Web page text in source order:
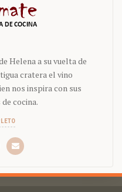
Helena a su vuelta de
cratera el vino
nos inspira con sus
cocina.